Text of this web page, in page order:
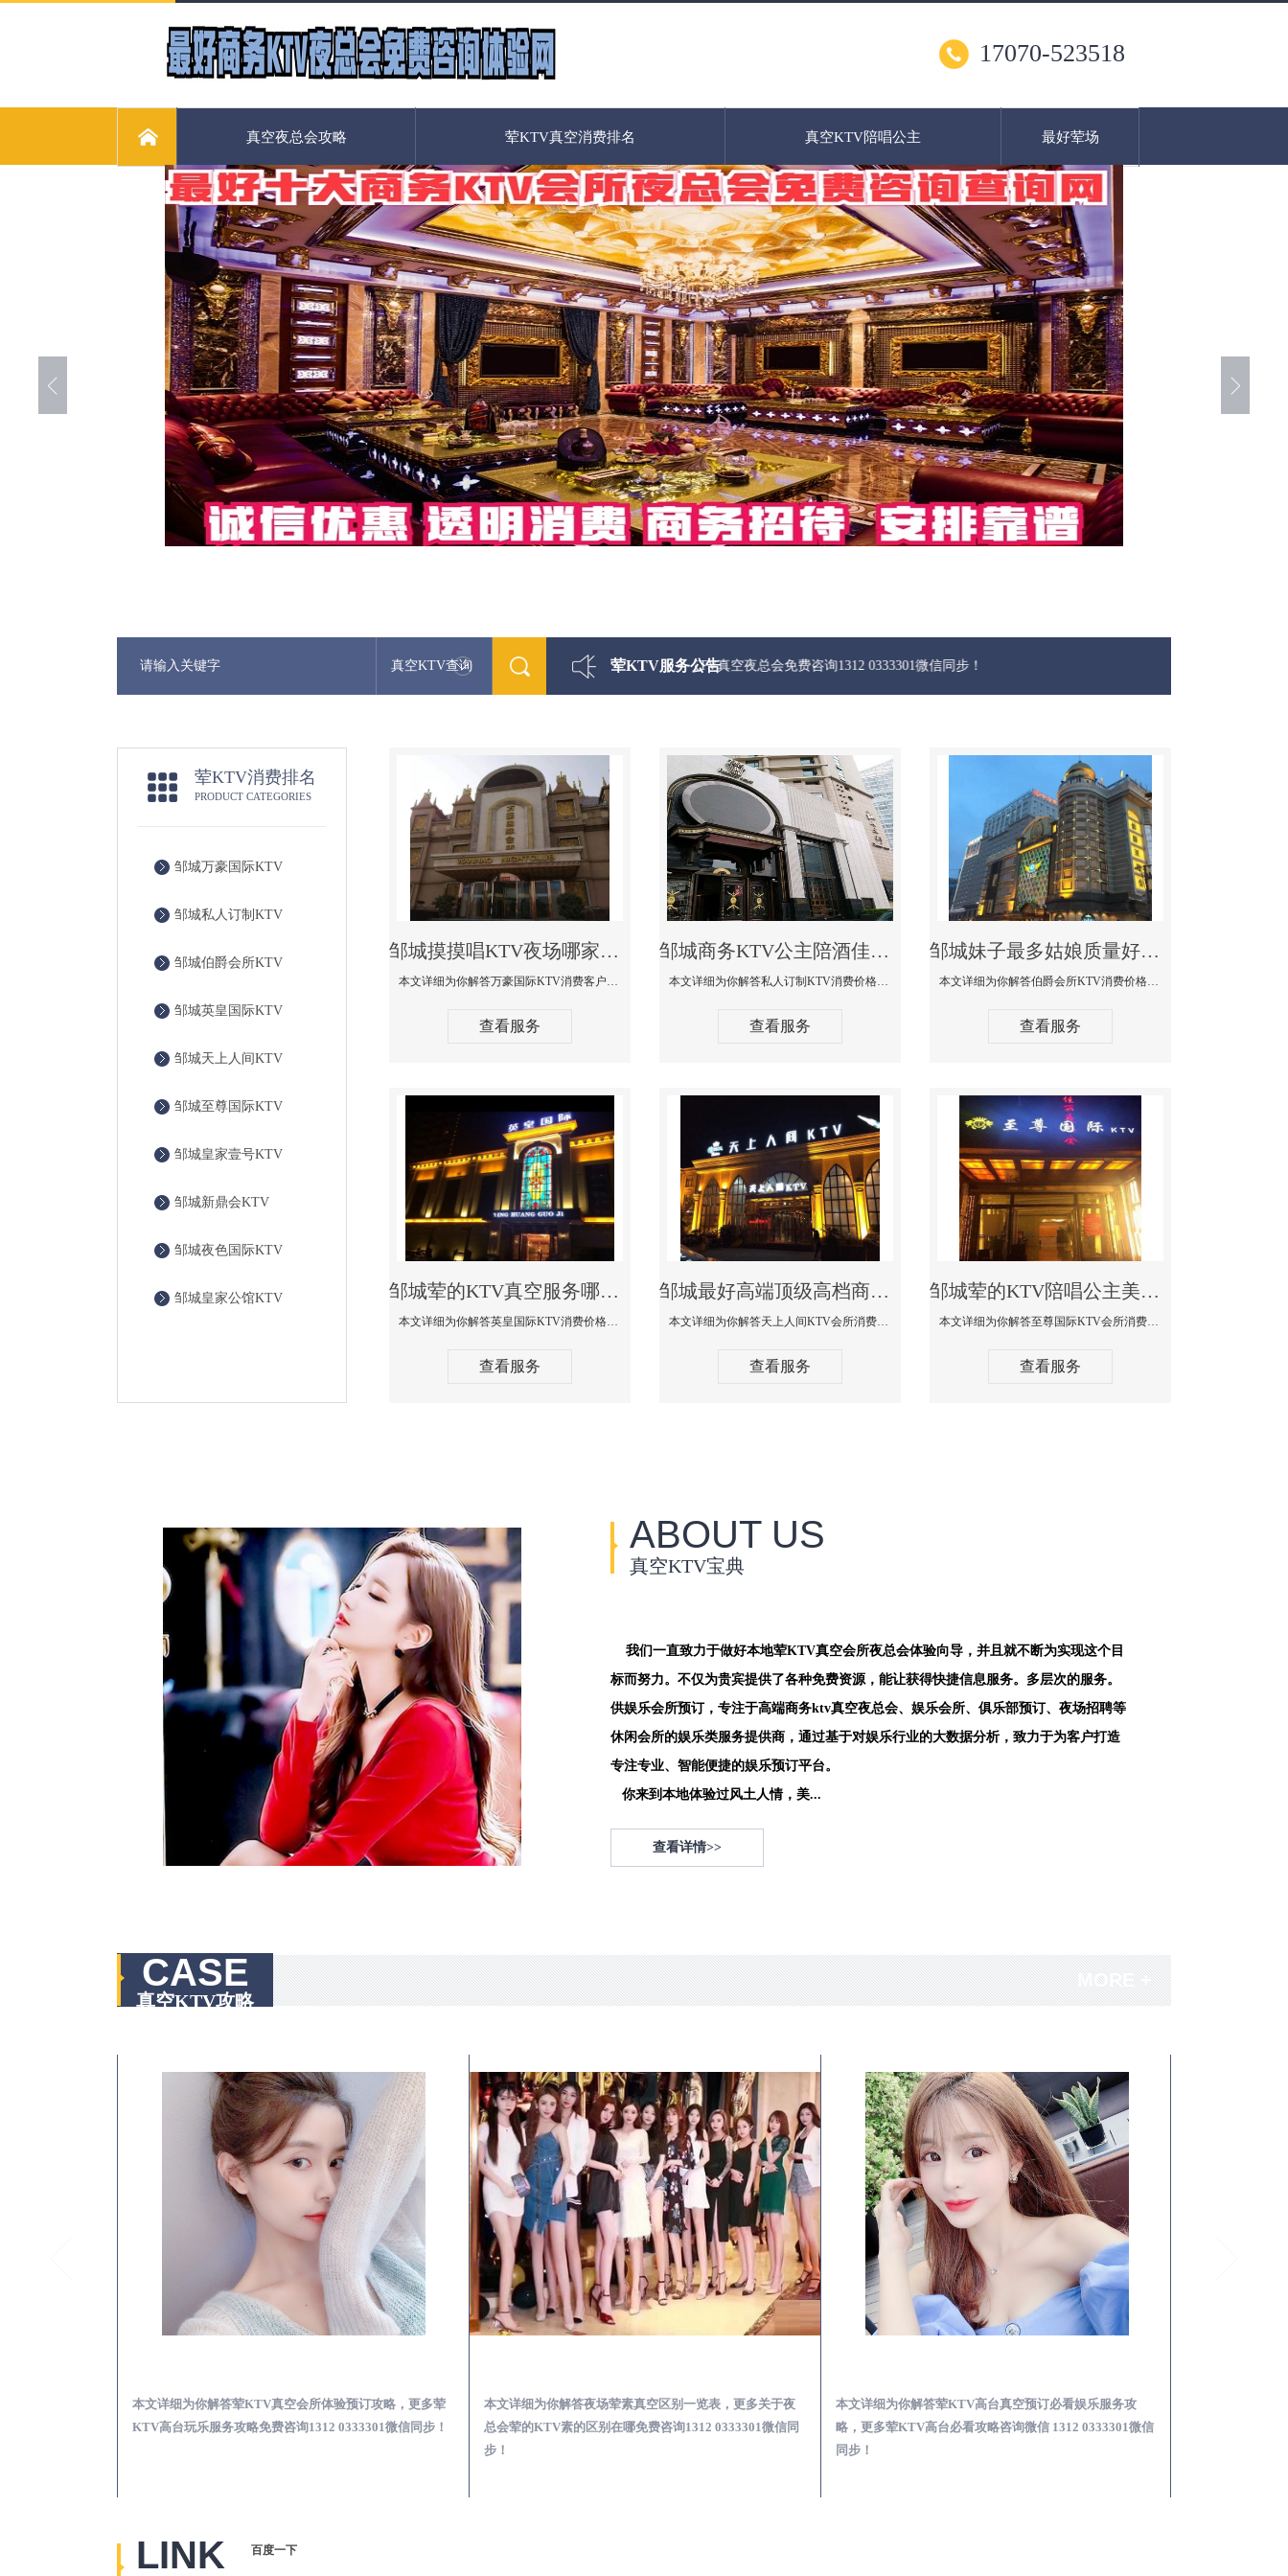
17070-523518
真空夜总会攻略 荤KTV真空消费排名 真空KTV陪唱公主 最好荤场
真空KTV查询 荤KTV服务公告
最新荤KTV真空夜总会免费咨询1312 0333301微信同步！
荤KTV消费排名
PRODUCT CATEGORIES
邹城万豪国际KTV
邹城私人订制KTV
邹城伯爵会所KTV
邹城英皇国际KTV
邹城天上人间KTV
邹城至尊国际KTV
邹城皇家壹号KTV
邹城新鼎会KTV
邹城夜色国际KTV
邹城皇家公馆KTV
邹城摸摸唱KTV夜场哪家好玩开放-万豪国际KTV消费客户点评
本文详细为你解答万豪国际KTV消费客户点评，更多关于摸摸唱KTV夜场哪家好玩开放咨询1312 0333301微信同步！
查看服务
邹城商务KTV公主陪酒佳丽漂亮哪家多-私人订制KTV消费价格口碑点评
本文详细为你解答私人订制KTV消费价格口碑点评，更多关于商务KTV公主陪酒佳丽漂亮哪家多免费咨询1312 0333301微信同步！
查看服务
邹城妹子最多姑娘质量好的真空夜总会KTV-伯爵会所KTV消费点评
本文详细为你解答伯爵会所KTV消费价格点评，更多关于妹子最多姑娘质量好的真空夜总会KTV免费咨询1312 0333301微信同步！
查看服务
邹城荤的KTV真空服务哪家好-英皇国际KTV消费价格口碑点评
本文详细为你解答英皇国际KTV消费价格点评，更多关于荤的KTV真空服务哪家好免费咨询1312 0333301微信同步！
查看服务
邹城最好高端顶级高档商务KTV夜总会-天上人间KTV消费点评
本文详细为你解答天上人间KTV会所消费价格点评，更多关于最好高端顶级高档商务KTV夜总会免费咨询1312 0333301微信同步！
查看服务
邹城荤的KTV陪唱公主美女哪家最多-至尊国际KTV会所消费价格
本文详细为你解答至尊国际KTV会所消费价格点评，更多关于荤的KTV陪唱公主美女哪家最多免费咨询1312 0333301微信同步！
查看服务
ABOUT US
真空KTV宝典
我们一直致力于做好本地荤KTV真空会所夜总会体验向导，并且就不断为实现这个目
标而努力。不仅为贵宾提供了各种免费资源，能让获得快捷信息服务。多层次的服务。
供娱乐会所预订，专注于高端商务ktv真空夜总会、娱乐会所、俱乐部预订、夜场招聘等
休闲会所的娱乐类服务提供商，通过基于对娱乐行业的大数据分析，致力于为客户打造
专注专业、智能便捷的娱乐预订平台。
你来到本地体验过风土人情，美...
查看详情>>
CASE
真空KTV攻略
本文详细为你解答荤KTV真空会所体验预订攻略，更多荤
KTV高台玩乐服务攻略免费咨询1312 0333301微信同步！
本文详细为你解答夜场荤素真空区别一览表，更多关于夜
总会荤的KTV素的区别在哪免费咨询1312 0333301微信同
步！
本文详细为你解答荤KTV高台真空预订必看娱乐服务攻
略，更多荤KTV高台必看攻略咨询微信 1312 0333301微信
同步！
LINK 百度一下